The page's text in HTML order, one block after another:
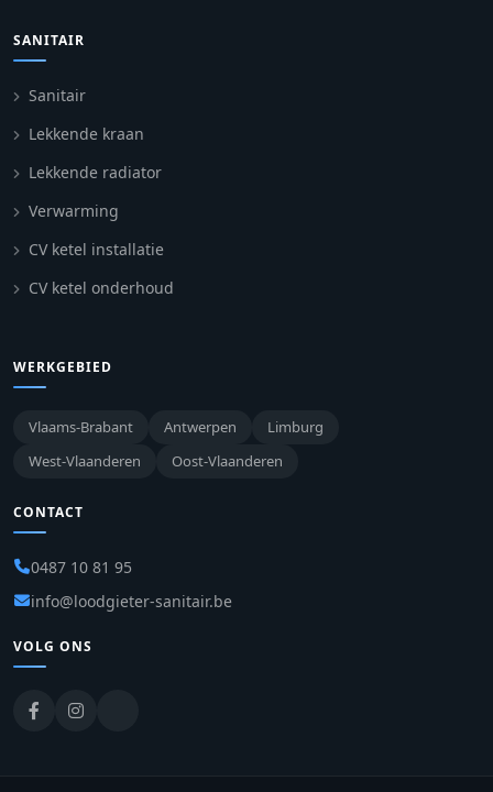
SANITAIR
Sanitair
Lekkende kraan
Lekkende radiator
Verwarming
CV ketel installatie
CV ketel onderhoud
WERKGEBIED
Vlaams-Brabant Antwerpen
Limburg
West-Vlaanderen
Oost-Vlaanderen
CONTACT
0487 10 81 95
info@loodgieter-sanitair.be
VOLG ONS